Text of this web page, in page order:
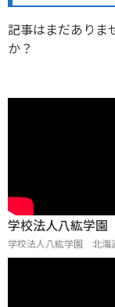
記事はまだありま
か？
学校法人八紘学
学校法人八紘学園 北海